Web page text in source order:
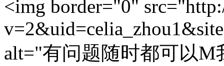
<img border="0"
alt="有问题随时都可以M